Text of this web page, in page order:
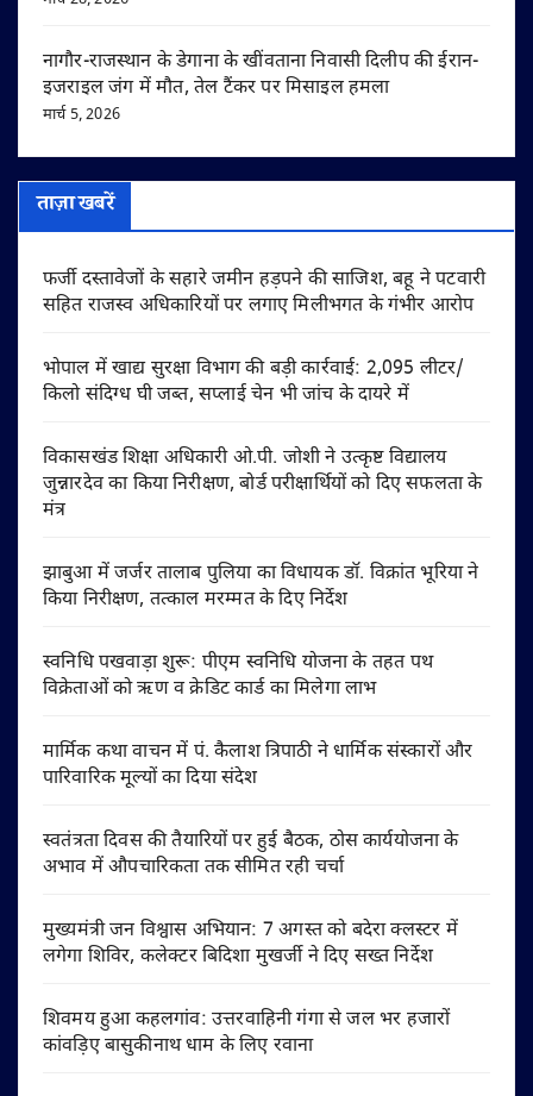
नागौर-राजस्थान के डेगाना के खींवताना निवासी दिलीप की ईरान-
इजराइल जंग में मौत, तेल टैंकर पर मिसाइल हमला
मार्च 5, 2026
ताज़ा खबरें
फर्जी दस्तावेजों के सहारे जमीन हड़पने की साजिश, बहू ने पटवारी
सहित राजस्व अधिकारियों पर लगाए मिलीभगत के गंभीर आरोप
भोपाल में खाद्य सुरक्षा विभाग की बड़ी कार्रवाई: 2,095 लीटर/
किलो संदिग्ध घी जब्त, सप्लाई चेन भी जांच के दायरे में
विकासखंड शिक्षा अधिकारी ओ.पी. जोशी ने उत्कृष्ट विद्यालय
जुन्नारदेव का किया निरीक्षण, बोर्ड परीक्षार्थियों को दिए सफलता के
मंत्र
झाबुआ में जर्जर तालाब पुलिया का विधायक डॉ. विक्रांत भूरिया ने
किया निरीक्षण, तत्काल मरम्मत के दिए निर्देश
स्वनिधि पखवाड़ा शुरू: पीएम स्वनिधि योजना के तहत पथ
विक्रेताओं को ऋण व क्रेडिट कार्ड का मिलेगा लाभ
मार्मिक कथा वाचन में पं. कैलाश त्रिपाठी ने धार्मिक संस्कारों और
पारिवारिक मूल्यों का दिया संदेश
स्वतंत्रता दिवस की तैयारियों पर हुई बैठक, ठोस कार्ययोजना के
अभाव में औपचारिकता तक सीमित रही चर्चा
मुख्यमंत्री जन विश्वास अभियान: 7 अगस्त को बदेरा क्लस्टर में
लगेगा शिविर, कलेक्टर बिदिशा मुखर्जी ने दिए सख्त निर्देश
शिवमय हुआ कहलगांव: उत्तरवाहिनी गंगा से जल भर हजारों
कांवड़िए बासुकीनाथ धाम के लिए रवाना